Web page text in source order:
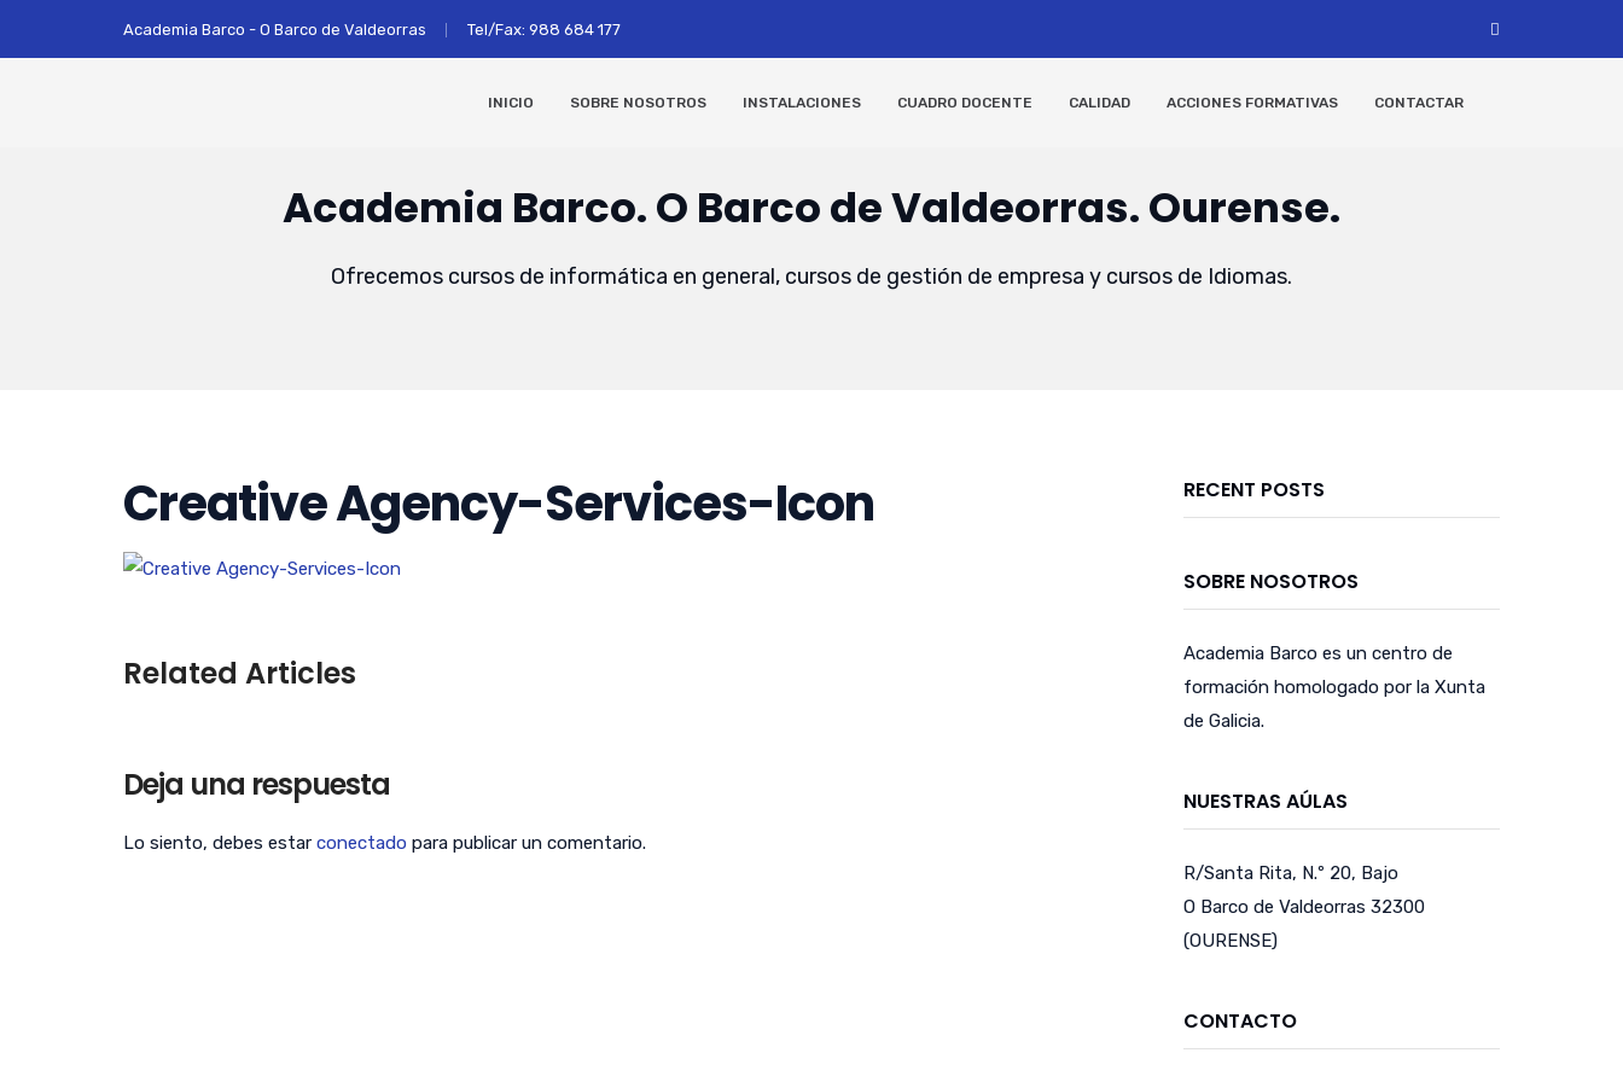
Academia Barco - O Barco de Valdeorras Tel/Fax: 988 684 177
INICIO SOBRE NOSOTROS INSTALACIONES CUADRO DOCENTE CALIDAD ACCIONES FORMATIVAS CONTACTAR
Academia Barco. O Barco de Valdeorras. Ourense.
Ofrecemos cursos de informática en general, cursos de gestión de empresa y cursos de Idiomas.
Creative Agency-Services-Icon
Related Articles
Deja una respuesta
Lo siento, debes estar conectado para publicar un comentario.
RECENT POSTS
SOBRE NOSOTROS
Academia Barco es un centro de
formación homologado por la Xunta
de Galicia.
NUESTRAS AÚLAS
R/Santa Rita, N.º 20, Bajo
O Barco de Valdeorras 32300
(OURENSE)
CONTACTO